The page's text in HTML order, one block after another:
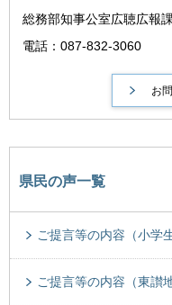
総務部知事公室広聴広報課
電話：087-832-3060
県民の声一覧
ご提言等の内容（小学
ご提言等の内容（東讃